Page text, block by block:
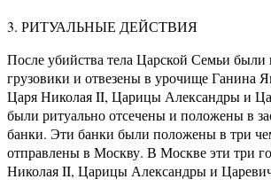
3. РИТУАЛЬНЫЕ ДЕЙСТВИЯ
После убийства тела Царской Семьи
грузовики и отвезены в урочище Ганина
Царя Николая II, Царицы Александры и
были ритуально отсечены и положены в
банки. Эти банки были положены в три
отправлены в Москву. В Москве эти три
Николая II, Царицы Александры и